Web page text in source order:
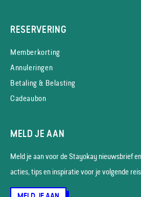
RESERVERING
Memberkorting
Annuleringen
Betaling & Belasting
Cadeaubon
MELD JE AAN
Meld je aan voor de Stayokay nieuws­brief
acties, tips en inspiratie voor je volgende